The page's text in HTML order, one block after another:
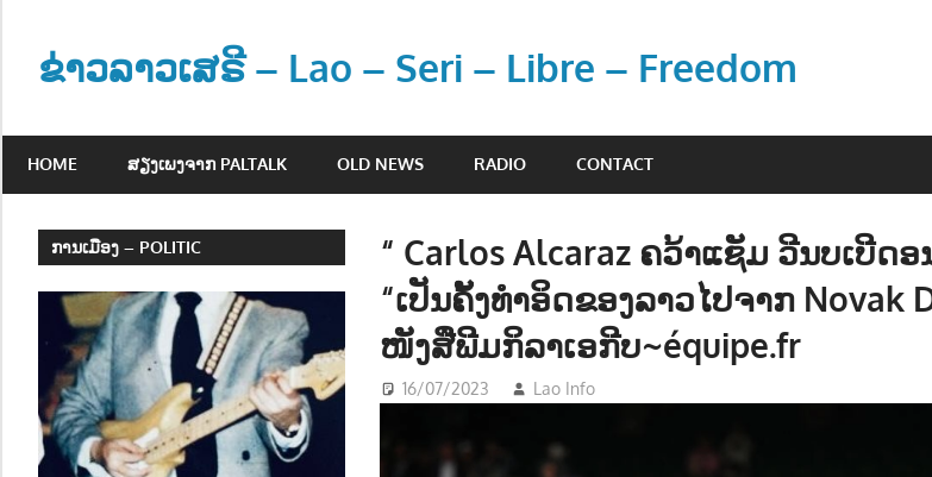
contentຂ່າວລາວເສຣີ – Lao – Seri – Libre – Freedom
ວ
ະ
ຂ່
າ
ວ
HOME ສຽງເພງຈາກ PALTALK OLD NEWS RADIO CONTACT
“ Carlos Alcaraz ຄວ້າແຊັມ ວີນບເບີດ
“ເປັນຄັ້ງທຳອິດຂອງລາວໄປຈາກ Novak
ໜັງສືພີມກິລາເອກີບ~équipe.fr
16/07/2023 Lao Info
ການເມືອງ – POLITIC